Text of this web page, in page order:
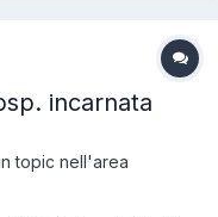
incarnata
topic nell'area